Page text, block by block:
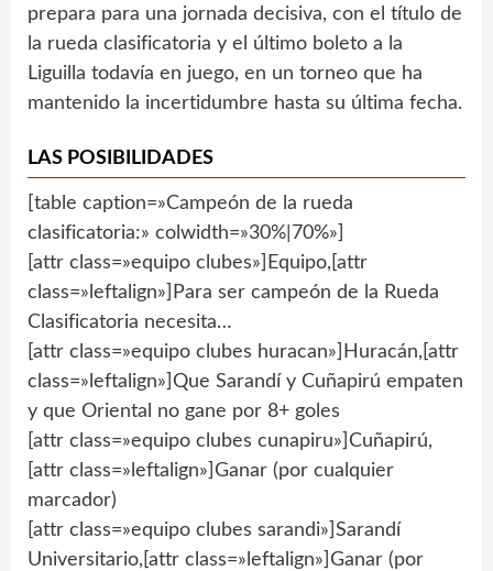
prepara para una jornada decisiva, con el título de
la rueda clasificatoria y el último boleto a la
Liguilla todavía en juego, en un torneo que ha
mantenido la incertidumbre hasta su última fecha.
LAS POSIBILIDADES
[table caption=»Campeón de la rueda
clasificatoria:» colwidth=»30%|70%»]
[attr class=»equipo clubes»]Equipo,[attr
class=»leftalign»]Para ser campeón de la Rueda
Clasificatoria necesita…
[attr class=»equipo clubes huracan»]Huracán,[attr
class=»leftalign»]Que Sarandí y Cuñapirú empaten
y que Oriental no gane por 8+ goles
[attr class=»equipo clubes cunapiru»]Cuñapirú,
[attr class=»leftalign»]Ganar (por cualquier
marcador)
[attr class=»equipo clubes sarandi»]Sarandí
Universitario,[attr class=»leftalign»]Ganar (por